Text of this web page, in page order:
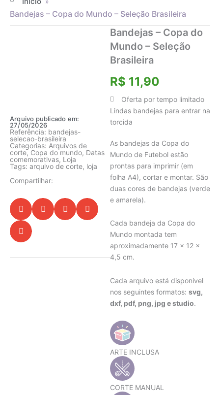
Bandejas – Copa do Mundo – Seleção Brasileira
Arquivo publicado em:
27/05/2026
Referência: bandejas-
selecao-brasileira
Categorias: Arquivos de
corte, Copa do mundo, Datas
comemorativas, Loja
Tags: arquivo de corte, loja
Compartilhar:
Bandejas – Copa do
Mundo – Seleção
Brasileira
R$ 11,90
Oferta por tempo limitado
Lindas bandejas para entrar na
torcida
As bandejas da Copa do
Mundo de Futebol estão
prontas para imprimir (em
folha A4), cortar e montar. São
duas cores de bandejas (verde
e amarela).
Cada bandeja da Copa do
Mundo montada tem
aproximadamente 17 x 12 x
4,5 cm.
Cada arquivo está disponível
nos seguintes formatos: svg,
dxf, pdf, png, jpg e studio.
ARTE INCLUSA
CORTE MANUAL